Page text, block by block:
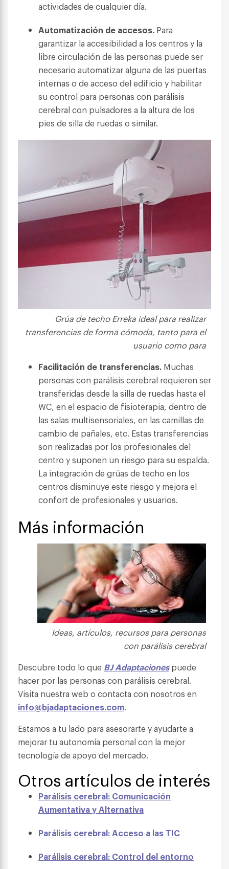
actividades de cualquier día.
Automatización de accesos. Para
garantizar la accesibilidad a los centros y la
libre circulación de las personas puede ser
necesario automatizar alguna de las puertas
internas o de acceso del edificio y habilitar
su control para personas con parálisis
cerebral con pulsadores a la altura de los
pies de silla de ruedas o similar.
Grúa de techo Erreka ideal para realizar
transferencias de forma cómoda, tanto para el
usuario como para
Facilitación de transferencias. Muchas
personas con parálisis cerebral requieren ser
transferidas desde la silla de ruedas hasta el
WC, en el espacio de fisioterapia, dentro de
las salas multisensoriales, en las camillas de
cambio de pañales, etc. Estas transferencias
son realizadas por los profesionales del
centro y suponen un riesgo para su espalda.
La integración de grúas de techo en los
centros disminuye este riesgo y mejora el
confort de profesionales y usuarios.
Más información
Ideas, artículos, recursos para personas
con parálisis cerebral
Descubre todo lo que BJ Adaptacionespuede
hacer por las personas con parálisis cerebral.
Visita nuestra web o contacta con nosotros en
info@bjadaptaciones.com.
Estamos a tu lado para asesorarte y ayudarte a
mejorar tu autonomía personal con la mejor
tecnología de apoyo del mercado.
Otros artículos de interés
Parálisis cerebral: Comunicación
Aumentativa y Alternativa
Parálisis cerebral: Acceso a las TIC
Parálisis cerebral: Control del entorno